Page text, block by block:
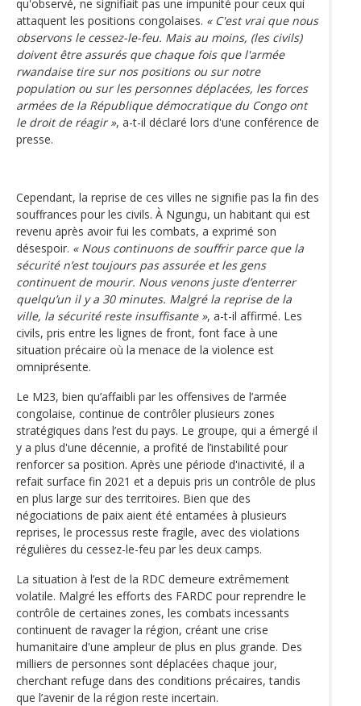
qu'observé, ne signifiait pas une impunité pour ceux qui
attaquent les positions congolaises. « C'est vrai que nous
observons le cessez-le-feu. Mais au moins, (les civils)
doivent être assurés que chaque fois que l'armée
rwandaise tire sur nos positions ou sur notre
population ou sur les personnes déplacées, les forces
armées de la République démocratique du Congo ont
le droit de réagir », a-t-il déclaré lors d'une conférence de
presse.
Cependant, la reprise de ces villes ne signifie pas la fin des
souffrances pour les civils. À Ngungu, un habitant qui est
revenu après avoir fui les combats, a exprimé son
désespoir. « Nous continuons de souffrir parce que la
sécurité n’est toujours pas assurée et les gens
continuent de mourir. Nous venons juste d’enterrer
quelqu’un il y a 30 minutes. Malgré la reprise de la
ville, la sécurité reste insuffisante », a-t-il affirmé. Les
civils, pris entre les lignes de front, font face à une
situation précaire où la menace de la violence est
omniprésente.
Le M23, bien qu’affaibli par les offensives de l’armée
congolaise, continue de contrôler plusieurs zones
stratégiques dans l’est du pays. Le groupe, qui a émergé il
y a plus d'une décennie, a profité de l’instabilité pour
renforcer sa position. Après une période d'inactivité, il a
refait surface fin 2021 et a depuis pris un contrôle de plus
en plus large sur des territoires. Bien que des
négociations de paix aient été entamées à plusieurs
reprises, le processus reste fragile, avec des violations
régulières du cessez-le-feu par les deux camps.
La situation à l’est de la RDC demeure extrêmement
volatile. Malgré les efforts des FARDC pour reprendre le
contrôle de certaines zones, les combats incessants
continuent de ravager la région, créant une crise
humanitaire d'une ampleur de plus en plus grande. Des
milliers de personnes sont déplacées chaque jour,
cherchant refuge dans des conditions précaires, tandis
que l’avenir de la région reste incertain.